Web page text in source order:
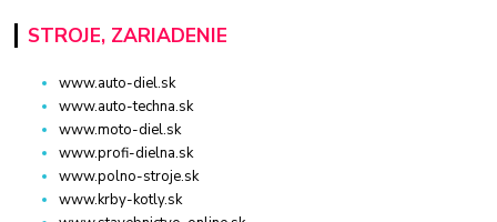
STROJE, ZARIADENIE
www.auto-diel.sk
www.auto-techna.sk
www.moto-diel.sk
www.profi-dielna.sk
www.polno-stroje.sk
www.krby-kotly.sk